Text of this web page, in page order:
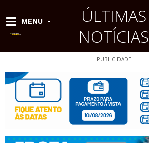
conteúdo
MENU
ÚLTIMAS
NOTÍCIAS
PUBLICIDADE